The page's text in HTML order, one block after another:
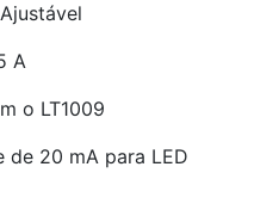
A
o LT1009
de 20 mA para LED